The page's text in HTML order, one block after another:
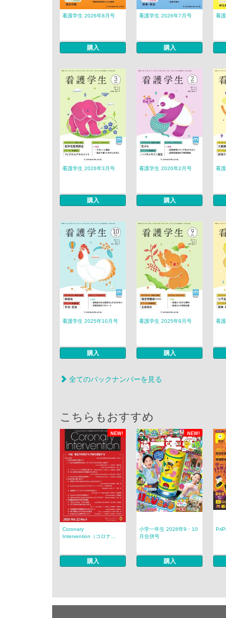
看護学生 2026年8月号
購入
看護学生 2026年7月号
購入
看
看護学生 2026年3月号
購入
看護学生 2026年2月号
購入
看
看護学生 2025年10月号
購入
看護学生 2025年9月号
購入
看
全てのバックナンバーを見る
こちらもおすすめ
NEW! NEW!
Coronary
Intervention（コロナ...
購入
小学一年生 2026年9・10
月合併号
購入